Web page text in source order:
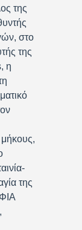
της
στο
της
η
μήκους,
της